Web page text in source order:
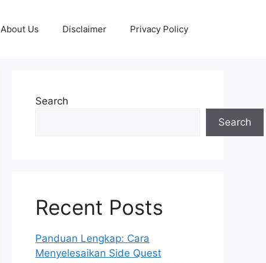
About Us Disclaimer Privacy Policy
Search
Search
Recent Posts
Panduan Lengkap: Cara
Menyelesaikan Side Quest